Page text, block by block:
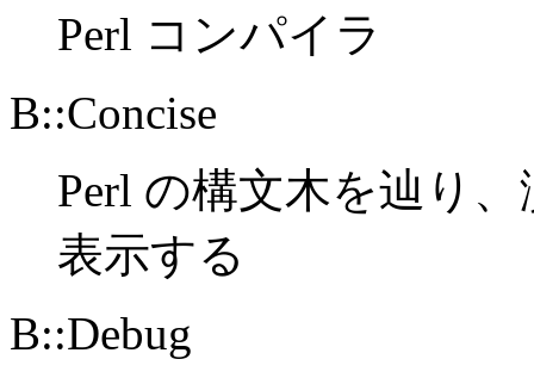
Perl コンパイラ
B::Concise
Perl の構文木を辿り
表示する
B::Debug